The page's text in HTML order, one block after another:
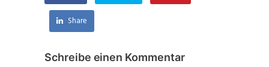
Share
Schreibe einen Kommentar